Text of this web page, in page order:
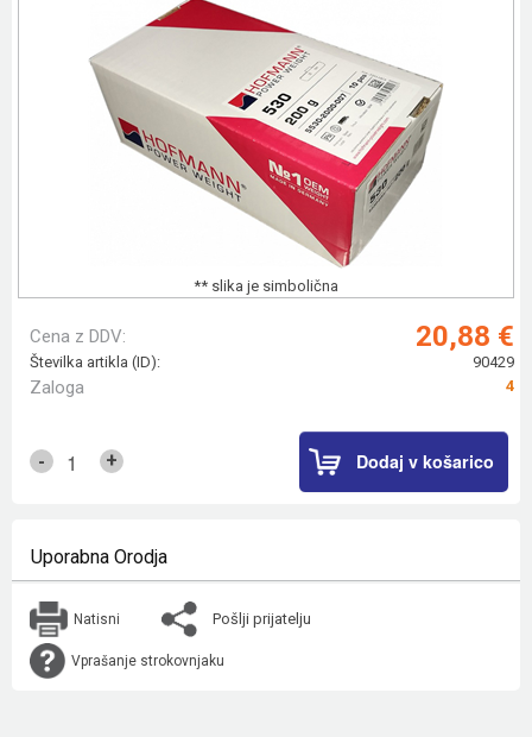
** slika je simbolična
Cena z DDV: 20,88 €
Številka artikla (ID): 90429
Zaloga 4
- + Dodaj v košarico
Uporabna Orodja
Natisni Pošlji prijatelju
Vprašanje strokovnjaku